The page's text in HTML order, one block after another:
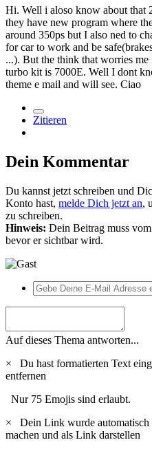
Hi. Well i aloso know about that
they have new program where
around 350ps but I also ned to
for car to work and be
...). But the think that worries
turbo kit is 7000E. Well I dont
theme e mail and will see. Ciao
Zitieren
Dein Kommentar
Du kannst jetzt schreiben und
Konto hast, melde Dich jetzt an,
zu schreiben.
Hinweis: Dein Beitrag muss
bevor er sichtbar wird.
Auf dieses Thema antworten...
×
Du hast formatierten Text
entfernen
Nur 75 Emojis sind erlaubt.
×
Dein Link wurde automatisch
machen und als Link darstellen